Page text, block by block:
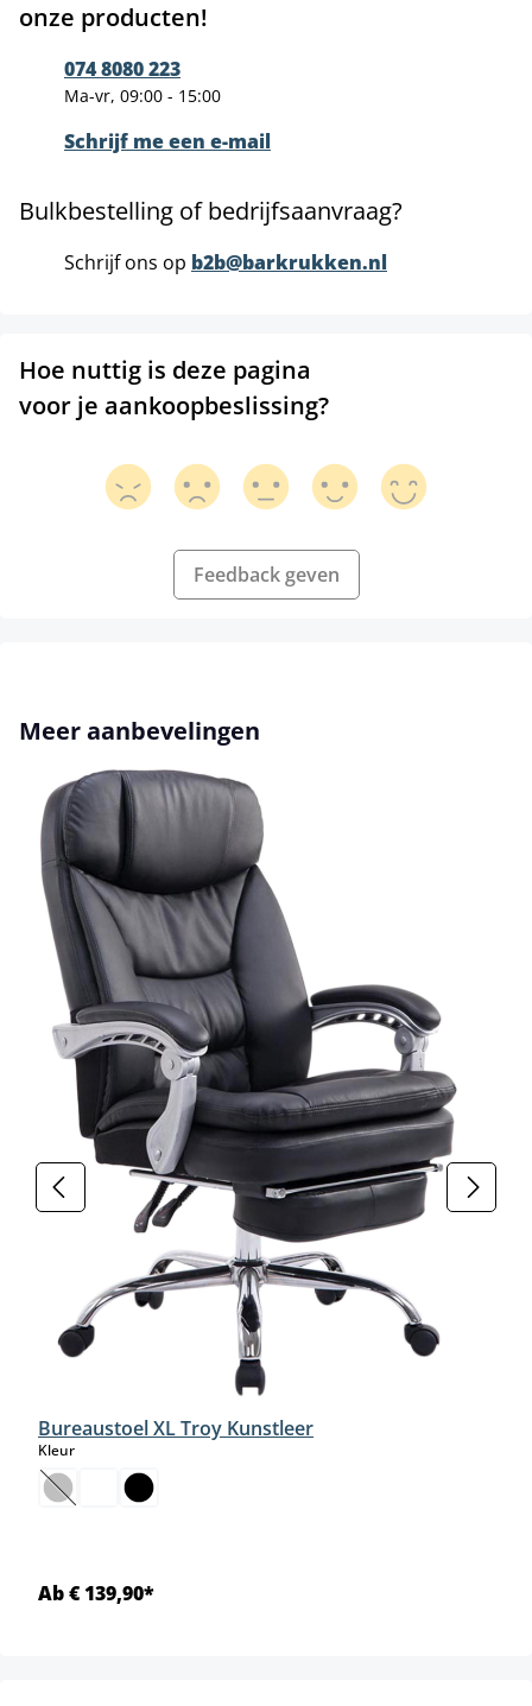
onze producten!
074 8080 223
Ma-vr, 09:00 - 15:00
Schrijf me een e-mail
Bulkbestelling of bedrijfsaanvraag?
Schrijf ons op b2b@barkrukken.nl
Hoe nuttig is deze pagina
voor je aankoopbeslissing?
Feedback geven
Productgalerij overslaan
Meer aanbevelingen
Bureaustoel XL Troy Kunstleer
Kleurselect
(Deze optie is momenteel niet beschikbaar.)
Ab € 139,90*